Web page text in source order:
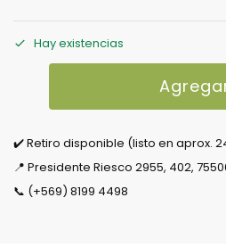
Hay existencias
✔️ Retiro disponible (listo en aprox.
📍 Presidente Riesco 2955, 402,
📞 (+569) 8199 4498